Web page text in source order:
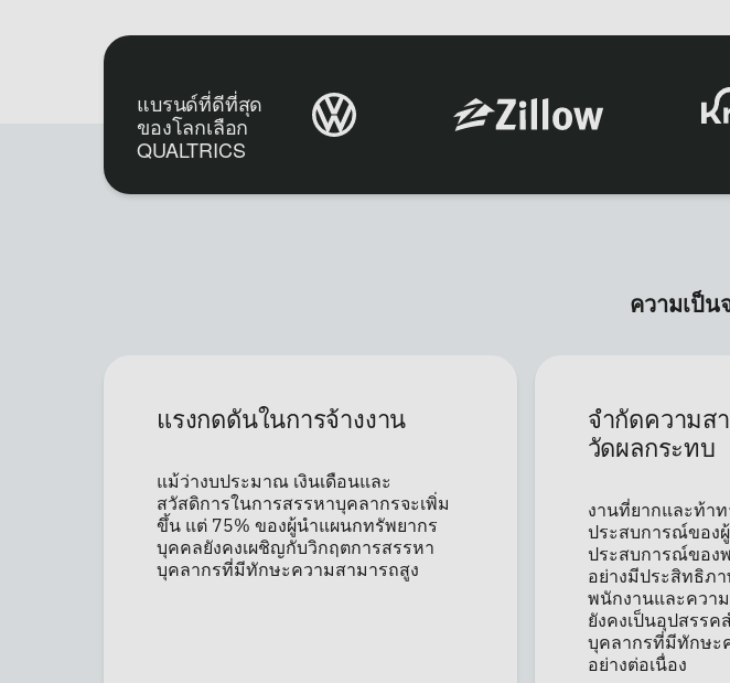
ในการให้ข้อมูลเหล่านี้ ท่านได้ ตกลงเปิ
คุ้มครองข้อมูลส่วนบุคคลของบริษัท
แบรนด์ที่ดีที่สุด
ของโลกเลือก
QUALTRICS
ความเป็
แรงกดดันในการจ้างงาน
แม้ว่างบประมาณ เงินเดือนและ
สวัสดิการในการสรรหาบุคลากรจะเพิ่ม
ขึ้น แต่ 75% ของผู้นำแผนกทรัพยากร
บุคคลยังคงเผชิญกับวิกฤตการสรรหา
บุคลากรที่มีทักษะความสามารถสูง
จำกัดความส
วัดผลกระทบ
งานที่ยากและท้า
ประสบการณ์ของ
ประสบการณ์ของ
อย่างมีประสิทธิภ
พนักงานและควา
ยังคงเป็นอุปสรร
บุคลากรที่มีทักษะ
อย่างต่อเนื่อง